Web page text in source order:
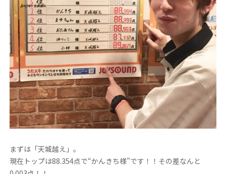
まずは「天城越え」。
現在トップは88.354点で“かんきち様”です！！その差なんと